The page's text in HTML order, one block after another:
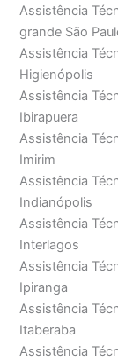
Assistência
grande São
Assistência
Higienópolis
Assistência
Ibirapuera
Assistência
Imirim
Assistência
Indianópolis
Assistência
Interlagos
Assistência
Ipiranga
Assistência
Itaberaba
Assistência